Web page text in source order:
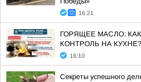
16:21
ГОРЯЩЕЕ МАСЛО:
КОНТРОЛЬ НА КУХНЕ?
16:10
Секреты успешного